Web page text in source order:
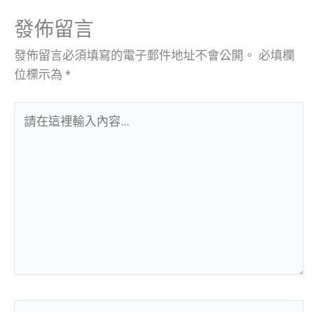
發佈留言
發佈留言必須填寫的電子郵件地址不會公開。 必填欄
位標示為 *
在